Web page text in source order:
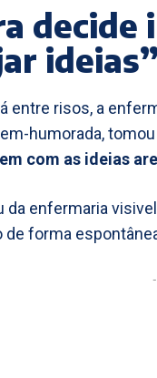
decide
ideias”
entre risos, a
humorada,
com as ideias
da enfermaria
de forma